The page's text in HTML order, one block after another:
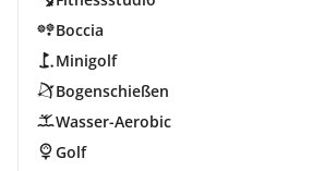
Boccia
Minigolf
Bogenschießen
Wasser-Aerobic
Golf